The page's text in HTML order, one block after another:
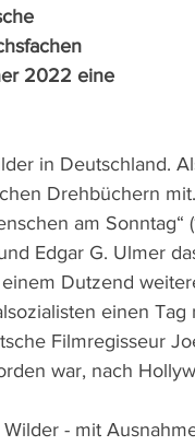
2022 eine
in Deutschland.
Drehbüchern
am
Edgar G. Ulmer
Dutzend
einen Tag
Filmregisseur
war, nach
- mit